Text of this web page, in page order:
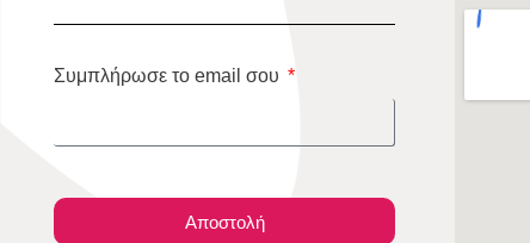
Συμπλήρωσε το email σου
Αποστολή